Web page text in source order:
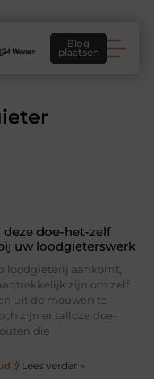
Blog
plaatsen
deze doe-het-zelf
uw loodgieterswerk
loodgieterij aankomt,
zijn om zelf
uit de mouwen te
zijn er talloze doe-
die
// Lees verder »